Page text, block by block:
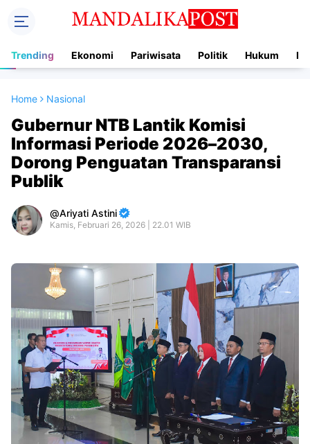
Trending Ekonomi Pariwisata Politik Hukum
Home Nasional
Gubernur NTB Lantik Komisi
Informasi Periode 2026–2030,
Dorong Penguatan Transparansi
Publik
Ariyati Astini
Kamis, Februari 26, 2026 | 22.01 WIB